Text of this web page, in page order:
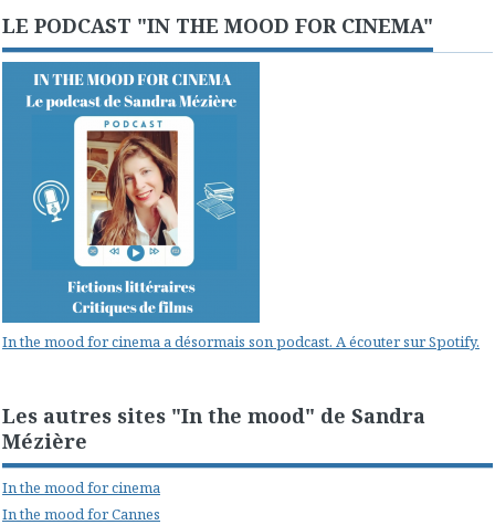
LE PODCAST "IN THE MOOD FOR CINEMA"
In the mood for cinema a désormais son podcast. A écouter sur Spotify.
Les autres sites "In the mood" de Sandra
Mézière
In the mood for cinema
In the mood for Cannes